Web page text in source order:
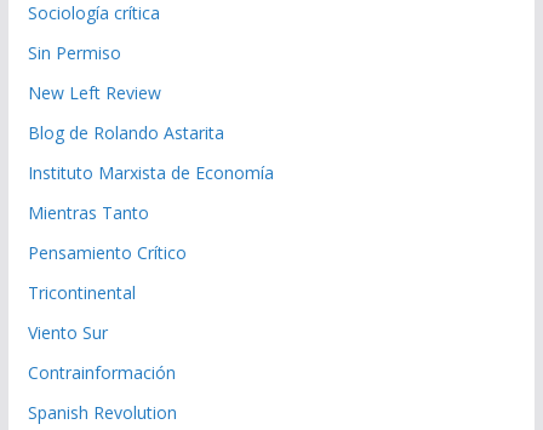
Sociología crítica
Sin Permiso
New Left Review
Blog de Rolando Astarita
Instituto Marxista de Economía
Mientras Tanto
Pensamiento Crítico
Tricontinental
Viento Sur
Contrainformación
Spanish Revolution